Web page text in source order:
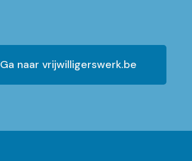
Ga naar vrijwilligerswerk.be